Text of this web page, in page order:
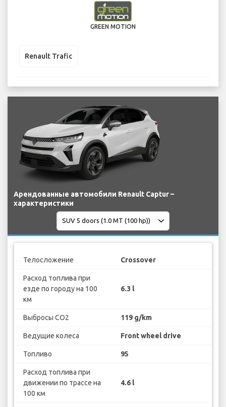
GREEN MOTION
Renault Trafic
Арендованные автомобили Renault Captur –
характеристики
Телосложение Crossover
Расход топлива при
езде по городу на 100
км
6.3 l
Выбросы CO2 119 g/km
Ведущие колеса Front wheel drive
Топливо 95
Расход топлива при
движении по трассе на
100 км
4.6 l